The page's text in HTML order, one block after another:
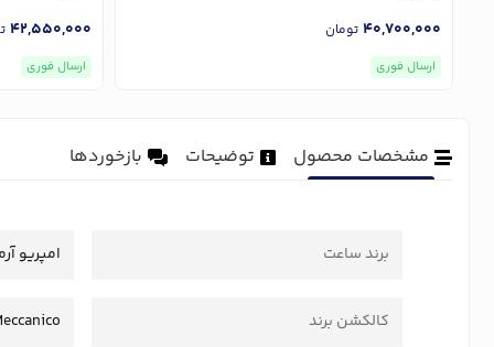
40,700,000 تومان
ارسال فوری
42,550,000
ارسال فوری
مشخصات محصول توضیحات بازخوردها
برند ساعت امپریو
کالکشن برند